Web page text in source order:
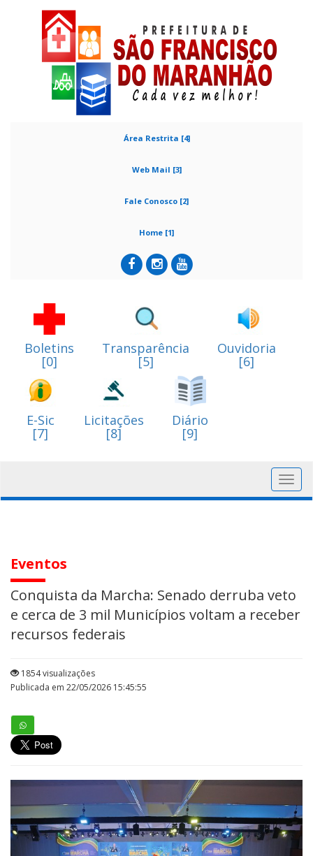
Área Restrita [4]
Web Mail [3]
Fale Conosco [2]
Home [1]
Boletins
[0]
Transparência
[5]
Ouvidoria
[6]
E-Sic
[7]
Licitações
[8]
Diário
[9]
Eventos
Conquista da Marcha: Senado derruba veto
e cerca de 3 mil Municípios voltam a receber
recursos federais
1854 visualizações
Publicada em 22/05/2026 15:45:55